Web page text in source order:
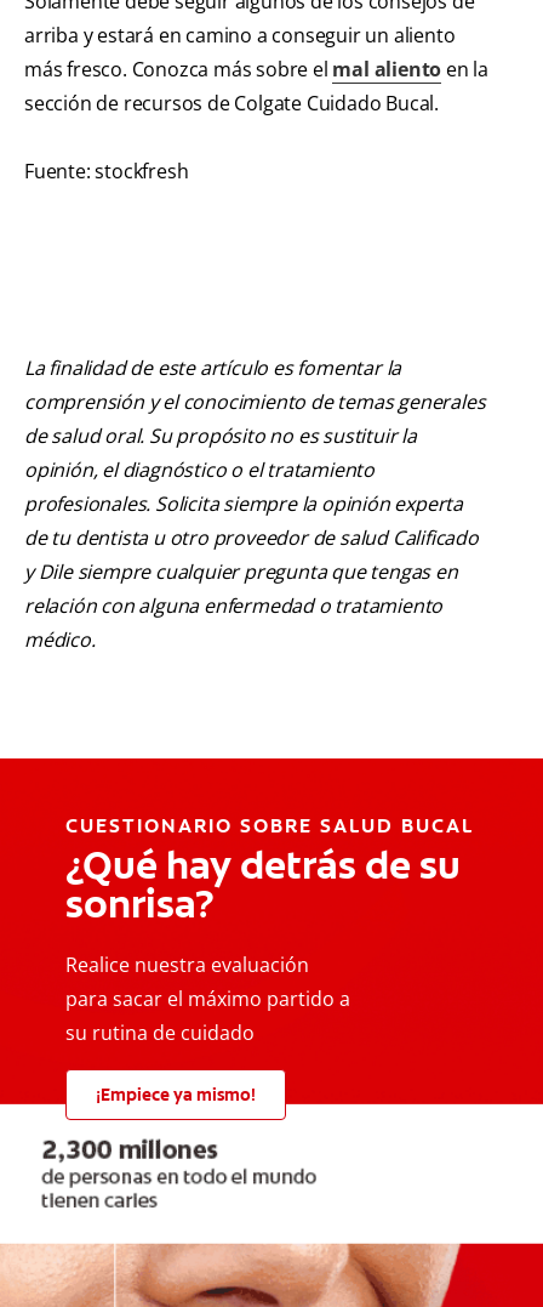
arriba y estará en camino a conseguir un aliento
más fresco. Conozca más sobre el mal aliento en la
sección de recursos de Colgate Cuidado Bucal.
Fuente: stockfresh
La finalidad de este artículo es fomentar la
comprensión y el conocimiento de temas generales
de salud oral. Su propósito no es sustituir la
opinión, el diagnóstico o el tratamiento
profesionales. Solicita siempre la opinión experta
de tu dentista u otro proveedor de salud Calificado
y Dile siempre cualquier pregunta que tengas en
relación con alguna enfermedad o tratamiento
médico.
CUESTIONARIO SOBRE SALUD BUCAL
¿Qué hay detrás de su
sonrisa?
Realice nuestra evaluación
para sacar el máximo partido a
su rutina de cuidado
¡Empiece ya mismo!